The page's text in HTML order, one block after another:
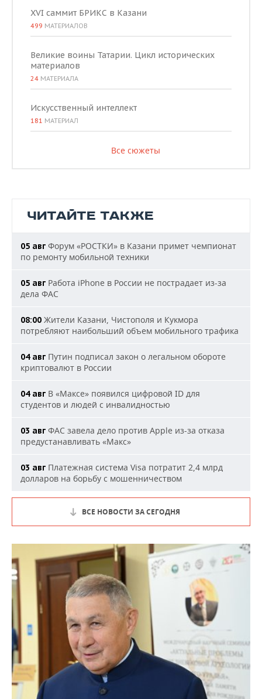
XVI саммит БРИКС в Казани
499 МАТЕРИАЛОВ
Великие воины Татарии. Цикл исторических
материалов
24 МАТЕРИАЛА
Искусственный интеллект
181 МАТЕРИАЛ
Все сюжеты
ЧИТАЙТЕ ТАКЖЕ
05 авг Форум «РОСТКИ» в Казани примет чемпионат
по ремонту мобильной техники
05 авг Работа iPhone в России не пострадает из-за
дела ФАС
08:00 Жители Казани, Чистополя и Кукмора
потребляют наибольший объем мобильного трафика
04 авг Путин подписал закон о легальном обороте
криптовалют в России
04 авг В «Максе» появился цифровой ID для
студентов и людей с инвалидностью
03 авг ФАС завела дело против Apple из-за отказа
предустанавливать «Макс»
03 авг Платежная система Visa потратит 2,4 млрд
долларов на борьбу с мошенничеством
ВСЕ НОВОСТИ ЗА СЕГОДНЯ